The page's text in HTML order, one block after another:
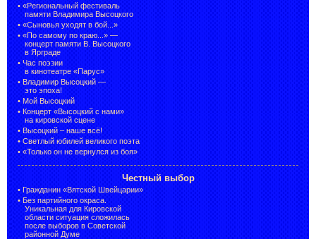
• «Региональный фестиваль
памяти Владимира Высоцкого
• «Сыновья уходят в бой...»
• «По самому по краю...» —
концерт памяти В. Высоцкого
в Ярграде
• Час поэзии
в кинотеатре «Парус»
• Владимир Высоцкий —
это эпоха!
• Мой Высоцкий
• Концерт «Высоцкий с нами»
на кировской сцене
• Высоцкий – наше всё!
• Светлый юбилей великого поэта
• «Только он не вернулся из боя»
Честный выбор
• Гражданин «Вятской Швейцарии»
• Без партийного окраса.
Уникальная для Кировской
области ситуация сложилась
после выборов в Советской
районной Думе